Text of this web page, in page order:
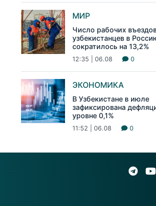
МИР
Число рабочих
узбекистанцев в
сократилось на 13,2%
12:35 | 06.08 0
ЭКОНОМИКА
В Узбекистане в июле
зафиксирована
уровне 0,1%
11:52 | 06.08 0